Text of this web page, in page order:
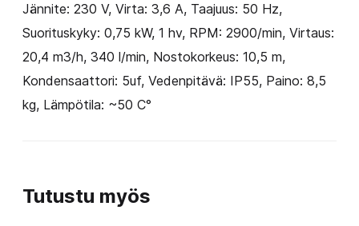
Jännite: 230 V, Virta: 3,6 A, Taajuus: 50 Hz,
Suorituskyky: 0,75 kW, 1 hv, RPM: 2900/min, Virtaus:
20,4 m3/h, 340 l/min, Nostokorkeus: 10,5 m,
Kondensaattori: 5uf, Vedenpitävä: IP55, Paino: 8,5
kg, Lämpötila: ~50 C°
Tutustu myös